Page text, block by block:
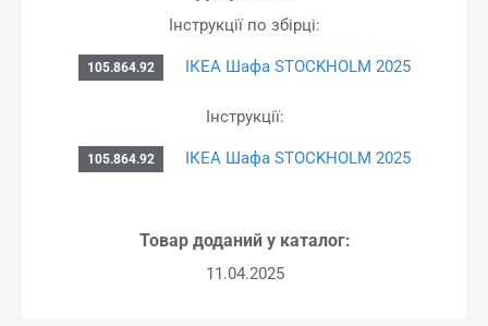
Інструкції по збірці:
105.864.92 ІКЕА Шафа STOCKHOLM 2025
Інструкції:
105.864.92 ІКЕА Шафа STOCKHOLM 2025
Товар доданий у каталог:
11.04.2025